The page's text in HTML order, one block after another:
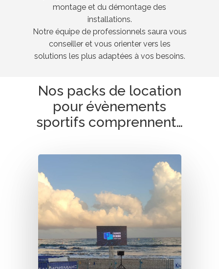
montage et du démontage des
installations.
Notre équipe de professionnels saura vous
conseiller et vous orienter vers les
solutions les plus adaptées à vos besoins.
Nos packs de location
pour évènements
sportifs comprennent…